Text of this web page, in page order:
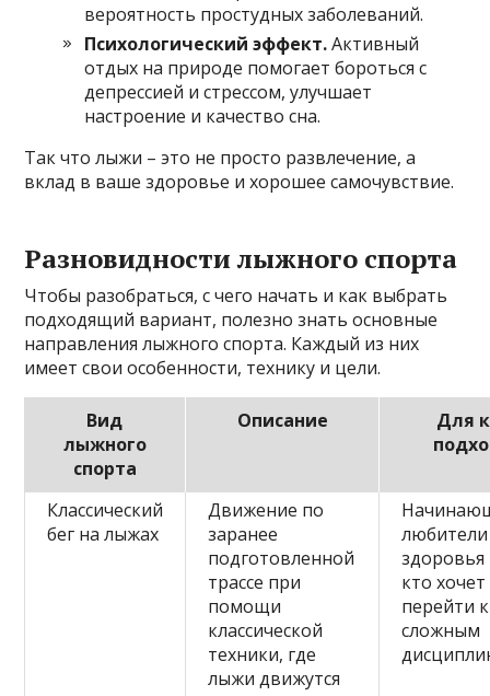
вероятность простудных заболеваний.
Психологический эффект.Активный
отдых на природе помогает бороться с
депрессией и стрессом, улучшает
настроение и качество сна.
Так что лыжи – это не просто развлечение, а
вклад в ваше здоровье и хорошее самочувствие.
Разновидности лыжного спорта
Чтобы разобраться, с чего начать и как выбрать
подходящий вариант, полезно знать основные
направления лыжного спорта. Каждый из них
имеет свои особенности, технику и цели.
Вид
лыжного
спорта
Описание
Для
Классический
бег на лыжах
Движение по
заранее
подготовленной
трассе при
помощи
классической
техники, где
лыжи движутся
любители
здоровья
кто
перейти
сложным